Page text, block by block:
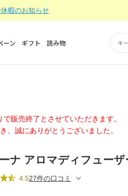
暇のお知らせ
ーン ギフト 読み物
販売終了とさせていただきます。
、誠にありがとうございました。
ナ アロマディフューザ
4.527件の口コミ